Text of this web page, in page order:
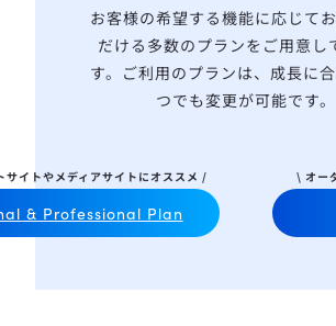
お客様の希望する機能に応じて
だける多数のプランをご用意し
す。 ご利用のプランは、成長に
つでも変更が可能です。
サイトやメディアサイトにオススメ /
& Professional Plan
\ オー